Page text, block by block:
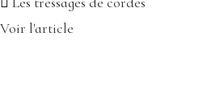
Voir l'article